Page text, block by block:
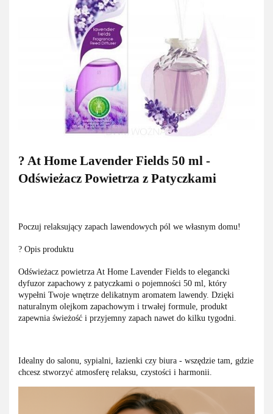
? At Home Lavender Fields 50 ml -
Odświeżacz Powietrza z Patyczkami
Poczuj relaksujący zapach lawendowych pól we własnym domu!
? Opis produktu
Odświeżacz powietrza At Home Lavender Fields to elegancki
dyfuzor zapachowy z patyczkami o pojemności 50 ml, który
wypełni Twoje wnętrze delikatnym aromatem lawendy. Dzięki
naturalnym olejkom zapachowym i trwałej formule, produkt
zapewnia świeżość i przyjemny zapach nawet do kilku tygodni.
Idealny do salonu, sypialni, łazienki czy biura - wszędzie tam, gdzie
chcesz stworzyć atmosferę relaksu, czystości i harmonii.